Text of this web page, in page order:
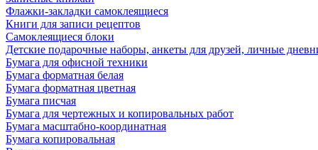
Флажки-закладки самоклеящиеся
Книги для записи рецептов
Самоклеящиеся блоки
Детские подарочные наборы, анкеты для друзей, личные
Бумага для офисной техники
Бумага форматная белая
Бумага форматная цветная
Бумага писчая
Бумага для чертежных и копировальных работ
Бумага масштабно-координатная
Бумага копировальная